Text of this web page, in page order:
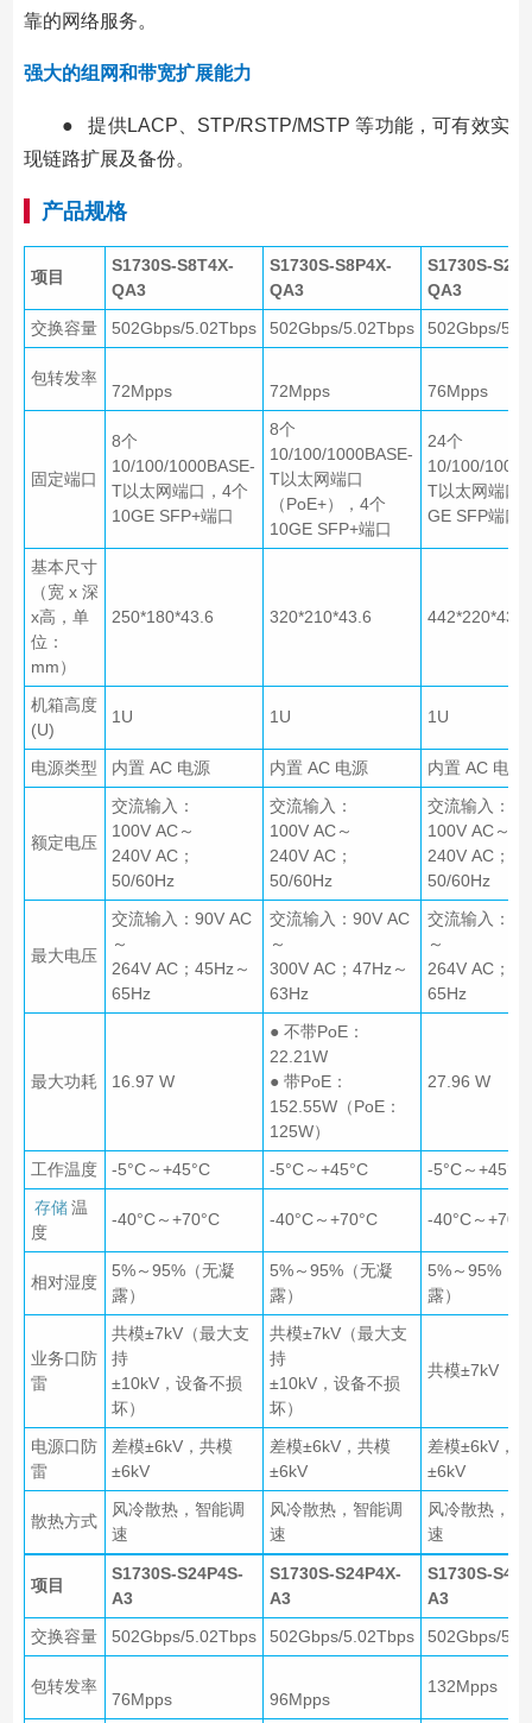
靠的网络服务。
强大的组网和带宽扩展能力
● 提供LACP、STP/RSTP/MSTP 等功能，可有效实
现链路扩展及备份。
产品规格
项目
S1730S-S8T4X-
QA3
S1730S-S8P4X-
QA3
S1730S-
QA3
交换容量
502Gbps/5.02Tbps 502Gbps/5.02Tbps 502Gbps/
包转发率
72Mpps 72Mpps 76Mpps
固定端口
8个
10/100/1000BASE-
T以太网端口，4个
10GE SFP+端口
8个
10/100/1000BASE-
T以太网端口
（PoE+），4个
10GE SFP+端口
24个
10/100/
T以太网端口
GE SFP端口
基本尺寸
（宽 x 深
x高，单
位：
mm）
250*180*43.6 320*210*43.6 442*220*43.6
机箱高度
(U)
1U 1U 1U
电源类型 内置 AC 电源 内置 AC 电源 内置 AC 电源
额定电压
交流输入：
100V AC～
240V AC；
50/60Hz
交流输入：
100V AC～
240V AC；
50/60Hz
交流输入：
100V AC～
240V AC；
50/60Hz
最大电压
交流输入：90V AC
～
264V AC；45Hz～
65Hz
交流输入：90V AC
～
300V AC；47Hz～
63Hz
交流输入：
～
264V AC；
65Hz
最大功耗 16.97 W
● 不带PoE：
22.21W
● 带PoE：
152.55W（PoE：
125W）
27.96 W
工作温度 -5°C～+45°C -5°C～+45°C
-5°C～+45°C
存储 温
度
-40°C～+70°C -40°C～+70°C -40°C～
相对湿度
5%～95%（无凝
露）
5%～95%（无凝
露）
5%～95%（
露）
业务口防
雷
共模±7kV（最大支
持
±10kV，设备不损
坏）
共模±7kV（最大支
持
±10kV，设备不损
坏）
共模±7kV
电源口防
雷
差模±6kV，共模
±6kV
差模±6kV，共模
±6kV
差模±6kV，
±6kV
散热方式
风冷散热，智能调
速
风冷散热，智能调
速
风冷散热，智
速
项目
S1730S-S24P4S-
A3
S1730S-S24P4X-
A3
S1730S-
A3
交换容量
502Gbps/5.02Tbps 502Gbps/5.02Tbps 502Gbps/
包转发率
76Mpps 96Mpps
132Mpps